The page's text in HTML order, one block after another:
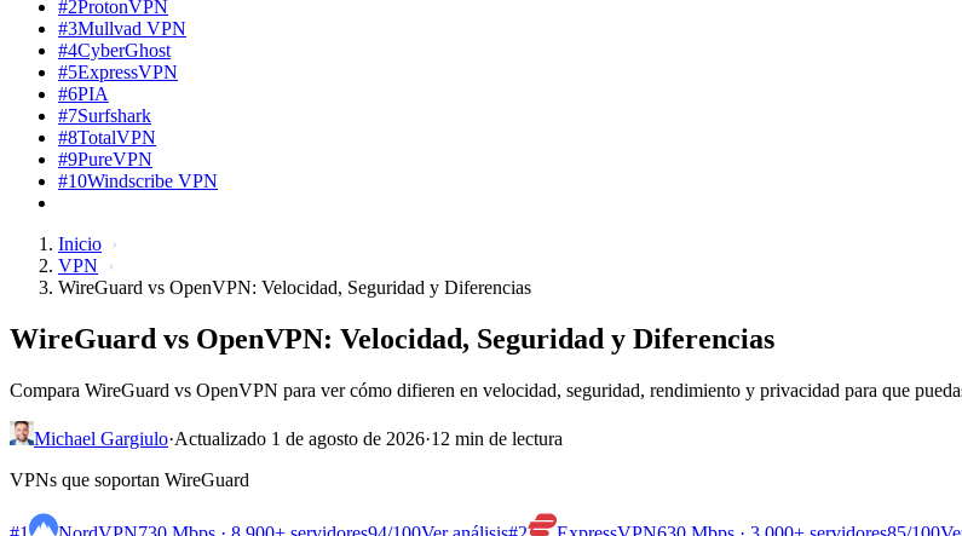
#2ProtonVPN
#3Mullvad VPN
#4CyberGhost
#5ExpressVPN
#6PIA
#7Surfshark
#8TotalVPN
#9PureVPN
#10Windscribe VPN
Inicio
VPN
WireGuard vs OpenVPN: Velocidad, Seguridad y Diferencias
WireGuard vs OpenVPN: Velocidad, Seguridad y Diferencias
Compara WireGuard vs OpenVPN para ver cómo difieren en velocidad, seguridad, rendimiento y privacidad para que
Michael Gargiulo·Actualizado 1 de agosto de 2026·12 min de lectura
VPNs que soportan WireGuard